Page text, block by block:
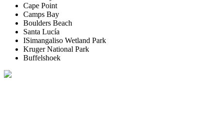
Cape Point
Camps Bay
Boulders Beach
Santa Lucía
ISimangaliso Wetland Park
Kruger National Park
Buffelshoek